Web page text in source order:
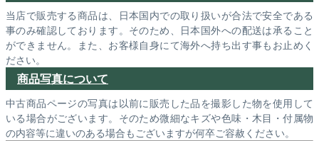
当店で販売する商品は、日本国内での取り扱いが合法で安全である
事のみ確認しております。そのため、日本国外への配送は承ること
ができません。また、お客様自身にて海外へ持ち出す事もお止めく
ださい。
商品写真について
中古商品ページの写真は以前に販売した品を撮影した物を使用して
いる場合がございます。そのため微細なキズや色味・木目・付属物
の内容等に違いのある場合もございますが何卒ご容赦ください。